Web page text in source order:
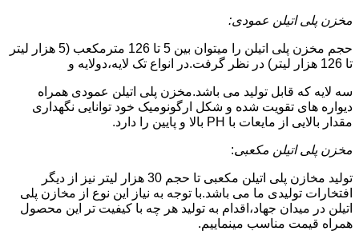
مخزن پلی اتیلن عمودی:
حجم مخزن پلی اتیلن را میتوان بین 5 تا 126 مترمکعب (5 هزار لیتر
تا 126 هزار لیتر) در نظر گرفت.در انواع تک لایه،دولایه و
سه لایه که قابل تولید می باشد.مخزن پلی اتیلن عمودی همراه
دیواره های تقویت شده و شکل ارگونومیک خود توانایی نگهداری
مقدار بالایی از مایعات با PH بالا و پایین را دارد.
مخزن پلی اتیلن مکعبی:
تولید مخازن پلی اتیلن مکعبی تا حجم 30 هزار لیتر نیز از دیگر
افتخارات تولیدی ما می باشد.با توجه به نیاز این نوع از مخازن پلی
اتیلن در میدان جهاد،اقدام به تولید هر چه با کیفیت تر این محصول
همراه قیمت مناسب مینماییم.